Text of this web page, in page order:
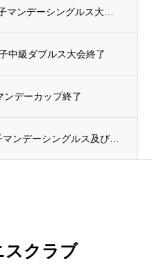
中級ダブルス大会終了
ンデーカップ終了
スクラブ